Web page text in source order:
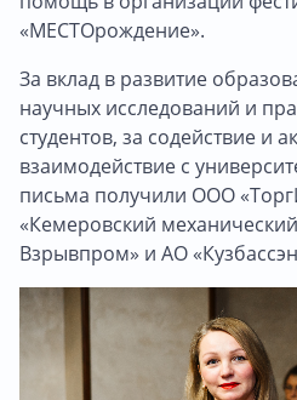
«МЕСТОрождение».
За вклад в развитие
научных исследований и
студентов, за содействие и
взаимодействие с
письма получили ООО
«Кемеровский
Взрывпром» и АО